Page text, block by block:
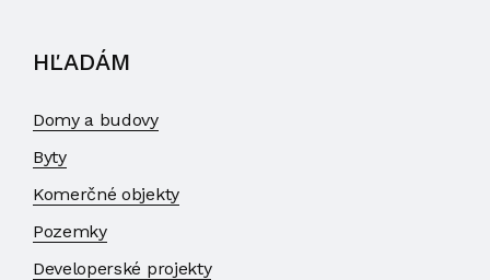
HĽADÁM
Domy a budovy
Byty
Komerčné objekty
Pozemky
Developerské projekty